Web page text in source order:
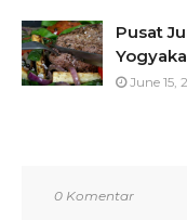
Pusat
June 15,
0 Komentar